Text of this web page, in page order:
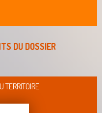
DU DOSSIER
TERRITOIRE.